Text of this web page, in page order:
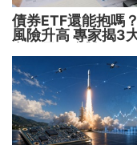
債券ETF還能抱嗎
風險升高 專家揭3